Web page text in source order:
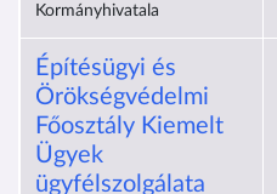
Kormányhivatala
Építésügyi és
Örökségvédelmi
Főosztály Kiemelt
Ügyek
ügyfélszolgálata